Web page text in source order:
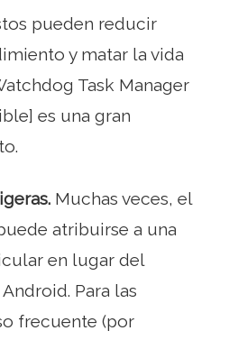
pueden reducir
y matar la vida
Task Manager
es una gran
Muchas veces, el
atribuirse a una
en lugar del
Para las
frecuente (por